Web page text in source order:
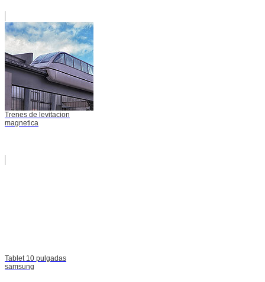
Trenes de levitacion
magnetica
Tablet 10 pulgadas
samsung